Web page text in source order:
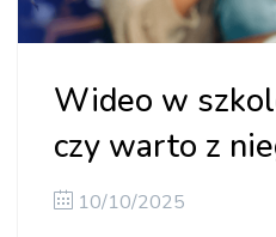
Wideo w
czy warto z
10/10/2025